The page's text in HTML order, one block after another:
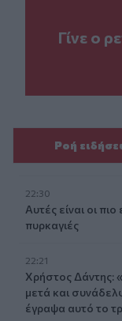
Γίνε ο
Ροή
22:30
Αυτές είναι οι
πυρκαγιές
22:21
Χρήστος Δάντης:
μετά και
έγραψα αυτό το